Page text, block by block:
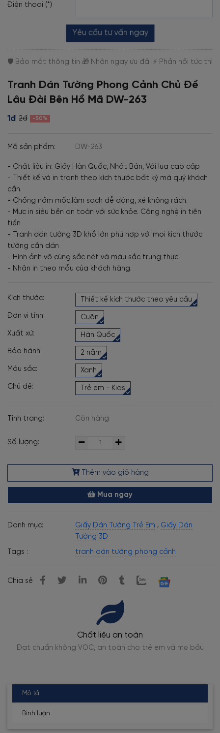
Điện thoại (*)
Yêu cầu tư vấn ngay
Tranh Dán Tường Phong Cảnh Chủ Đề
Lâu Đài Bên Hồ Mã DW-263
1đ 2đ -50%
Mã sản phẩm: DW-263
- Chất liệu in: Giấy Hàn Quốc, Nhật Bản, Vải lụa cao cấp
- Thiết kế và in tranh theo kích thước bất kỳ mà quý khách
cần.
- Chống nấm mốc,làm sạch dễ dàng, xé không rách.
- Mực in siêu bền an toàn với sức khỏe. Công nghệ in tiên
tiến
- Tranh dán tường 3D khổ lớn phù hợp với mọi kích thước
tường cần dán
- Hình ảnh vô cùng sắc nét và màu sắc trung thực.
- Nhận in theo mẫu của khách hàng.
Kích thước: Thiết kế kích thước theo yêu cầu
Đơn vị tính: Cuộn
Xuất xứ: Hàn Quốc
Bảo hành: 2 năm
Màu sắc: Xanh
Chủ đề: Trẻ em - Kids
Tình trạng: Còn hàng
Số lượng:
Thêm vào giỏ hàng
Mua ngay
Danh mục: Giấy Dán Tường Trẻ Em , Giấy Dán
Tường 3D
Tags :
tranh dán tường phong cảnh
Chia sẻ
bầu
Giao hàng toàn quốc
Đóng gói, giao nhanh từ 1-3 ngày
Mô tả
Bình luận